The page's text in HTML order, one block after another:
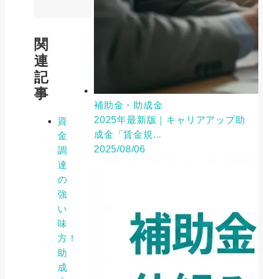
関
連
記
事
資
金
調
達
の
強
い
味
方！
助
成
補助金・助成金
2025年最新版｜キャリアアップ助
成金「賃金規...
2025/08/06